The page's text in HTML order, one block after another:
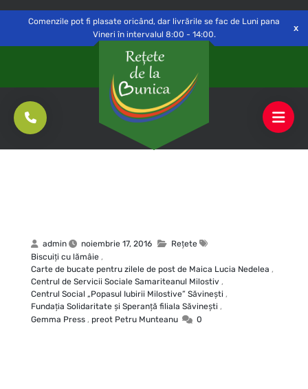
Delivery toSăvinești, NT Switch Open
Comenzile pot fi plasate oricând, dar livrările se fac de Luni pana
Vineri în intervalul 8:00 - 14:00.
admin noiembrie 17, 2016
Rețete
Biscuiţi cu lămâie ,
Carte de bucate pentru zilele de post de Maica Lucia Nedelea ,
Centrul de Servicii Sociale Samariteanul Milostiv ,
Centrul Social „Popasul Iubirii Milostive” Săvineşti ,
Fundaţia Solidaritate şi Speranţă filiala Săvineşti ,
Gemma Press , preot Petru Munteanu 0